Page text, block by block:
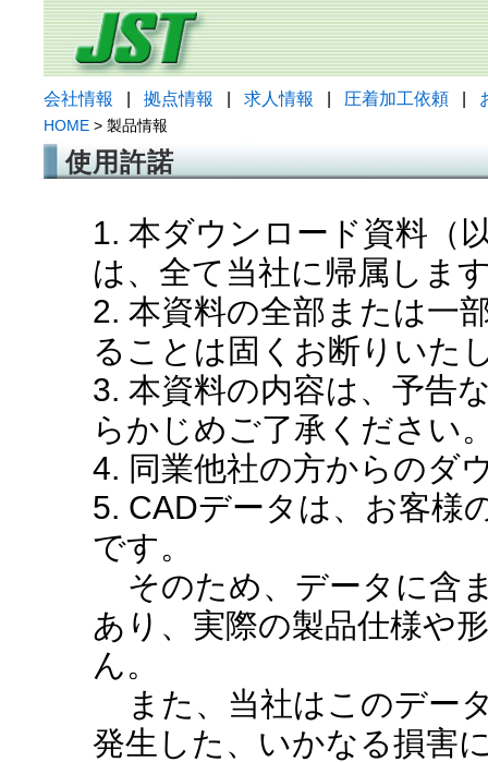
会社情報 拠点情報 求人情報 圧着加工依頼
HOME > 製品情報
使用許諾
1. 本ダウンロード資料（
は、全て当社に帰属しま
2. 本資料の全部または一
ることは固くお断りいた
3. 本資料の内容は、予告
らかじめご了承ください
4. 同業他社の方からのダ
5. CADデータは、お客様
です。
そのため、データに含
あり、実際の製品仕様や
ん。
また、当社はこのデー
発生した、いかなる損害